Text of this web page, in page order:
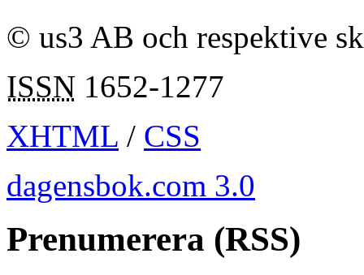
© us3 AB och respektive
ISSN 1652-1277
XHTML / CSS
dagensbok.com 3.0
Prenumerera (RSS)